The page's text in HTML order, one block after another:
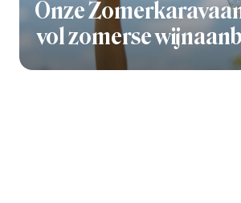
Onze
vol zomerse